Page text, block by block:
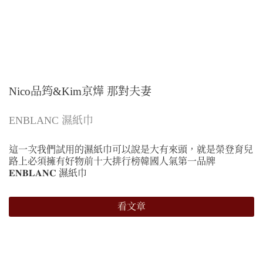
Nico品筠&Kim京燁 那對夫妻
ENBLANC 濕紙巾
這一次我們試用的濕紙巾可以說是大有來頭，就是榮登育兒
路上必須擁有好物前十大排行榜韓國人氣第一品牌
𝐄𝐍𝐁𝐋𝐀𝐍𝐂 濕紙巾
看文章